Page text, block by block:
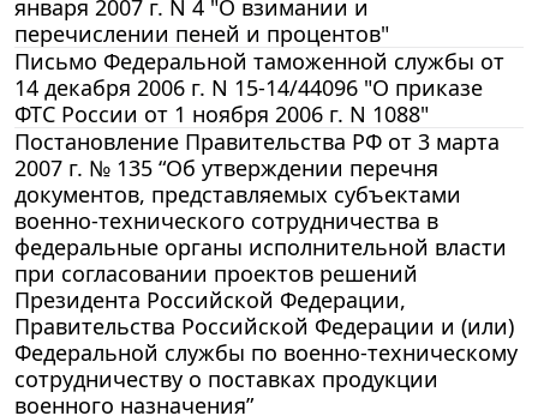
января 2007 г. N 4 "О взимании и
перечислении пеней и процентов"
Письмо Федеральной таможенной службы от
14 декабря 2006 г. N 15-14/44096 "О приказе
ФТС России от 1 ноября 2006 г. N 1088"
Постановление Правительства РФ от 3 марта
2007 г. № 135 “Об утверждении перечня
документов, представляемых субъектами
военно-технического сотрудничества в
федеральные органы исполнительной власти
при согласовании проектов решений
Президента Российской Федерации,
Правительства Российской Федерации и (или)
Федеральной службы по военно-техническому
сотрудничеству о поставках продукции
военного назначения”